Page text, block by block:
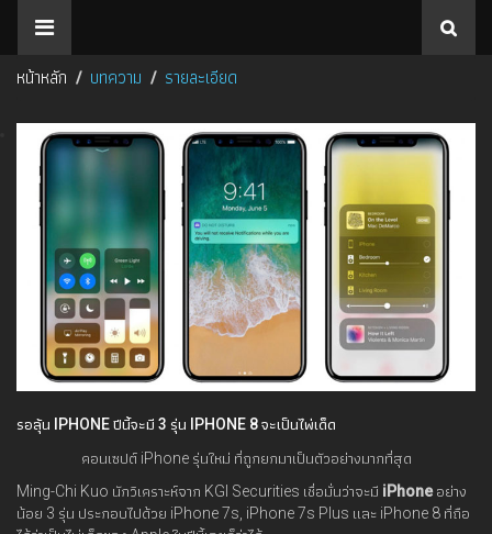
หน้าหลัก บทความ รายละเอียด
รอลุ้น IPHONE ปีนี้จะมี 3 รุ่น IPHONE 8 จะเป็นไพ่เด็ด
คอนเซปต์ iPhone รุ่นใหม่ ที่ถูกยกมาเป็นตัวอย่างมากที่สุด
Ming-Chi Kuo นักวิเคราะห์จาก KGI Securities เชื่อมั่นว่าจะมี iPhoneอย่าง
น้อย 3 รุ่น ประกอบไปด้วย iPhone 7s, iPhone 7s Plus และ iPhone 8 ที่ถือ